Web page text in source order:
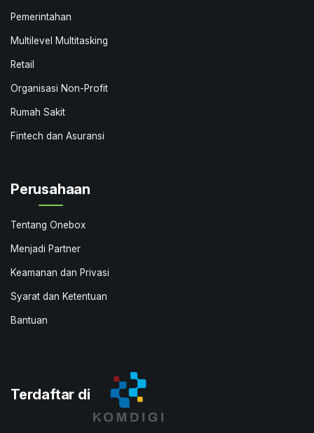
Pemerintahan
Multilevel Multitasking
Retail
Organisasi Non-Profit
Rumah Sakit
Fintech dan Asuransi
Perusahaan
Tentang Onebox
Menjadi Partner
Keamanan dan Privasi
Syarat dan Ketentuan
Bantuan
Terdaftar di